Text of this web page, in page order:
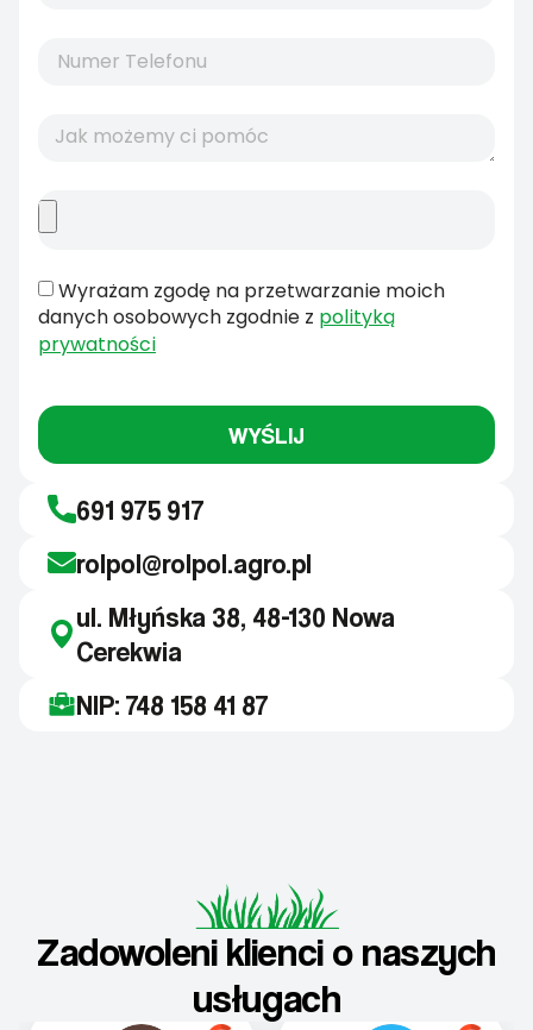
Wyrażam zgodę na przetwarzanie moich
danych osobowych zgodnie z polityką
prywatności
WYŚLIJ
691 975 917
rolpol@rolpol.agro.pl
ul. Młyńska 38, 48-130 Nowa
Cerekwia
NIP: 748 158 41 87
Zadowoleni klienci o naszych
usługach